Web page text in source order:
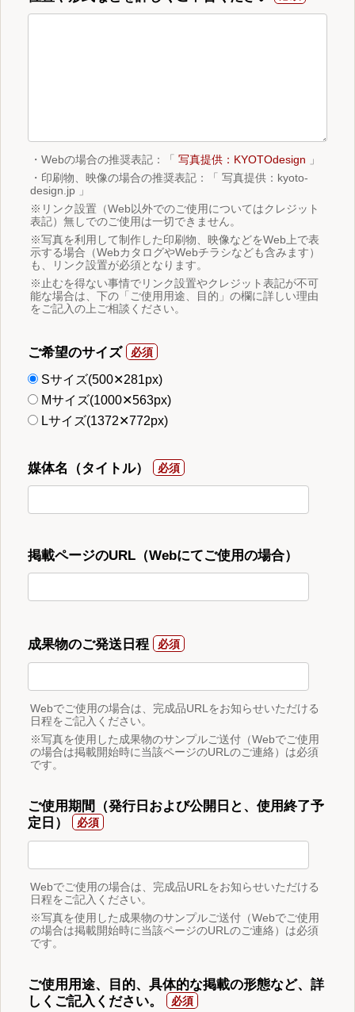
・Webの場合の推奨表記：「 写真提供：KYOTOdesign 」
・印刷物、映像の場合の推奨表記：「 写真提供：kyoto-
design.jp 」
※リンク設置（Web以外でのご使用についてはクレジット
表記）無しでのご使用は一切できません。
※写真を利用して制作した印刷物、映像などをWeb上で表
示する場合（WebカタログやWebチラシなども含みます）
も、リンク設置が必須となります。
※止むを得ない事情でリンク設置やクレジット表記が不可
能な場合は、下の「ご使用用途、目的」の欄に詳しい理由
をご記入の上ご相談ください。
ご希望のサイズ
Sサイズ(500✕281px)
Mサイズ(1000✕563px)
Lサイズ(1372✕772px)
媒体名（タイトル）
掲載ページのURL（Webにてご使用の場合）
成果物のご発送日程
Webでご使用の場合は、完成品URLをお知らせいただける
日程をご記入ください。
※写真を使用した成果物のサンプルご送付（Webでご使用
の場合は掲載開始時に当該ページのURLのご連絡）は必須
です。
ご使用期間（発行日および公開日と、使用終了予
定日）
Webでご使用の場合は、完成品URLをお知らせいただける
日程をご記入ください。
※写真を使用した成果物のサンプルご送付（Webでご使用
の場合は掲載開始時に当該ページのURLのご連絡）は必須
です。
ご使用用途、目的、具体的な掲載の形態など、詳
しくご記入ください。